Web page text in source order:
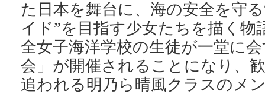
た日本を舞台に、海の安全を守
イド”を目指す少女たちを描く物
全女子海洋学校の生徒が一堂に
会」が開催されることになり、
追われる明乃ら晴風クラスのメ